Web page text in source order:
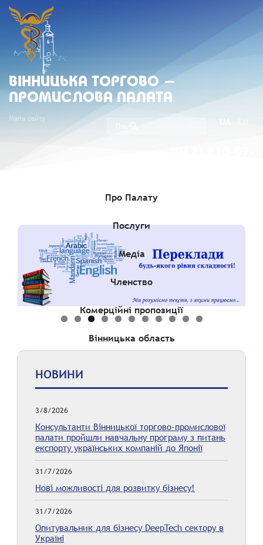
ВIННИЦЬКА ТОРГОВО -
ПРОМИСЛОВА ПАЛАТА
Мапа сайту
Про Палату
Послуги
Медіа
Членство
Комерційні пропозиції
Вінницька область
НОВИНИ
3/8/2026
Консультанти Вінницької торгово-промислової
палати пройшли навчальну програму з питань
експорту українських компаній до Японії
31/7/2026
Нові можливості для розвитку бізнесу!
31/7/2026
Опитувальник для бізнесу DeepTech сектору в
Україні